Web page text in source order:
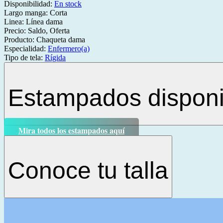
Disponibilidad: En stock
Largo manga: Corta
Linea: Línea dama
Precio: Saldo, Oferta
Producto: Chaqueta dama
Especialidad: Enfermero(a)
Tipo de tela: Rígida
Estampados
Mira todos los estampados aquí
Conoce tu talla